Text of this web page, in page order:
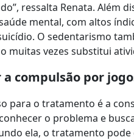
ressalta Renata. Além
mental, com altos
O sedentarismo
muitas vezes substitui
compulsão por
para o tratamento é a
o problema e
ela, o tratamento